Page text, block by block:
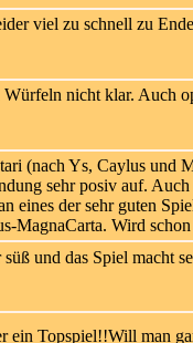
viel zu schnell zu Ende
nicht klar. Auch
(nach Ys, Caylus und
sehr posiv auf.
eines der sehr guten
MagnaCarta. Wird
und das Spiel macht
ein Topspiel!!Will man